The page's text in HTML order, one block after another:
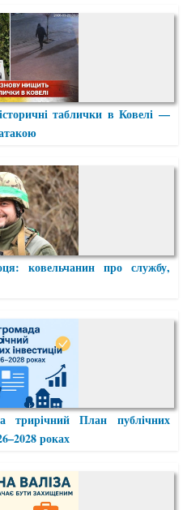
таблички в Ковелі —
ковельчанин про службу,
трирічний План публічних
роках